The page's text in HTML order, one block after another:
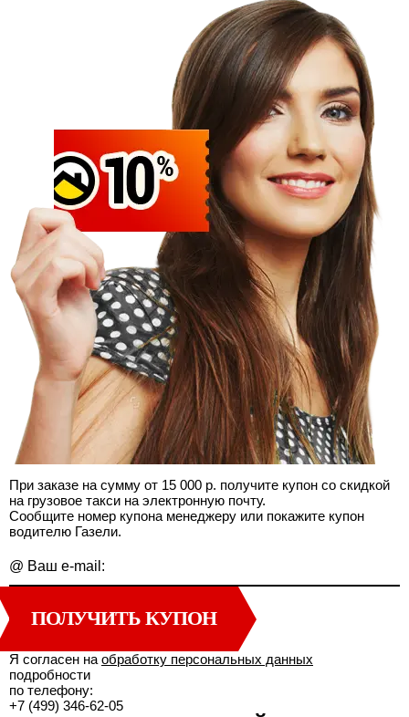
При заказе на сумму от 15 000 р. получите купон со скидкой
на грузовое такси на электронную почту.
Сообщите номер купона менеджеру или покажите купон
водителю Газели.
@ Ваш e-mail:
ПОЛУЧИТЬ КУПОН
Я согласен на обработку персональных данных
подробности
по телефону:
+7 (499) 346-62-05